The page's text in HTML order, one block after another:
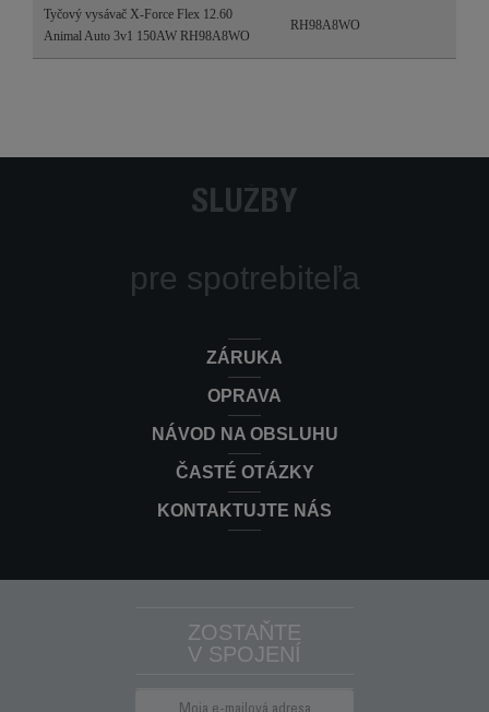
Tyčový vysávač X-Force Flex 12.60
Animal Auto 3v1 150AW RH98A8WO
RH98A8WO
SLUŽBY
pre spotrebiteľa
ZÁRUKA
OPRAVA
NÁVOD NA OBSLUHU
ČASTÉ OTÁZKY
KONTAKTUJTE NÁS
ZOSTAŇTE
V SPOJENÍ